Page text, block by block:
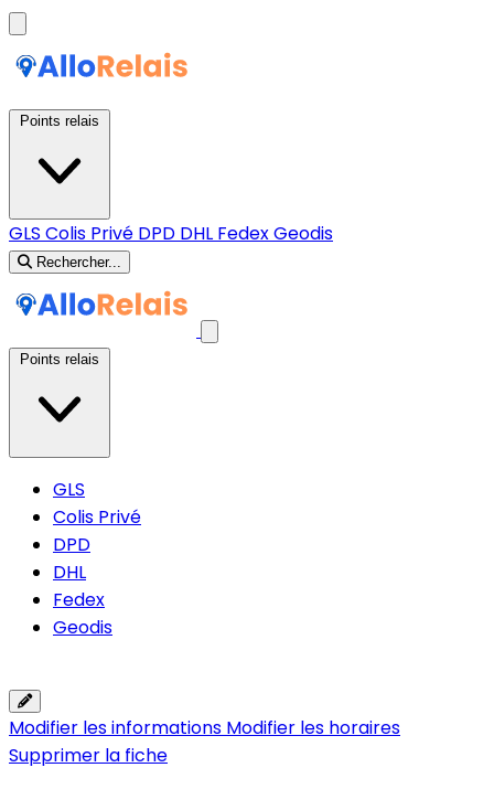
GLS Colis Privé DPD DHL FedexGeodis
Rechercher...
GLS
Colis Privé
DPD
DHL
Fedex
Geodis
Modifier les informations Modifier les horaires
Supprimer la fiche